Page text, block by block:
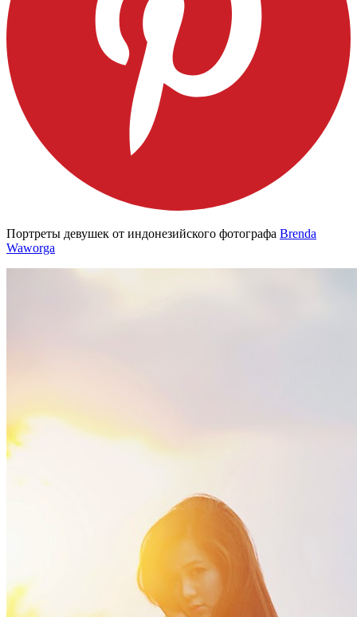
Портреты девушек от индонезийского фотографа Brenda
Waworga